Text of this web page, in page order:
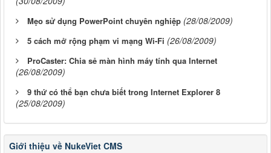
Mẹo sử dụng PowerPoint chuyên nghiệp (28/08/2009)
5 cách mở rộng phạm vi mạng Wi-Fi (26/08/2009)
ProCaster: Chia sẻ màn hình máy tính qua Internet
(26/08/2009)
9 thứ có thể bạn chưa biết trong Internet Explorer 8
(25/08/2009)
Giới thiệu về NukeViet CMS